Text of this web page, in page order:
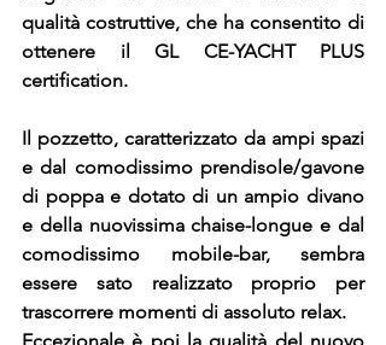
qualità costruttive, che ha consentito di
ottenere il GL CE-YACHT PLUS
certification.
Il pozzetto, caratterizzato da ampi spazi
e dal comodissimo prendisole/gavone
di poppa e dotato di un ampio divano
e della nuovissima chaise-longue e dal
comodissimo mobile-bar, sembra
essere sato realizzato proprio per
trascorrere momenti di assoluto relax.